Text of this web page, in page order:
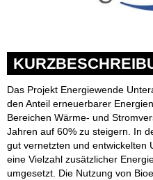
Das Projekt Energiewende
den Anteil erneuerbarer
Bereichen Wärme- und
Jahren auf 60% zu steigern. In
gut vernetzten und entwickelten
eine Vielzahl zusätzlicher
umgesetzt. Die Nutzung von